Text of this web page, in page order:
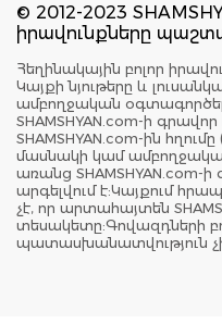
© 2012-2023
իրավունքները
Հեղինակային բոլոր
Կայքի նյութերը և
ամբողջական
SHAMSHYAN.com-ի
SHAMSHYAN.com-ին
մասնակի կամ
առանց SHAMSHYAN.com-
արգելվում է:Կայքում
չէ, որ արտահայտեն
տեսակետը:Գովազդների
պատասխանատվություն չի